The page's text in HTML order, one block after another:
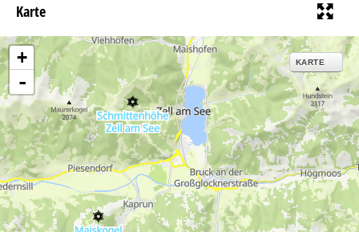
Karte
+
-
KARTE